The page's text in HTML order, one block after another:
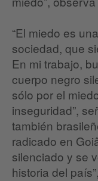
“El miedo es
sociedad, que
En mi trabajo,
cuerpo negro
sólo por el
inseguridad”,
también
radicado en
silenciado y se
historia del